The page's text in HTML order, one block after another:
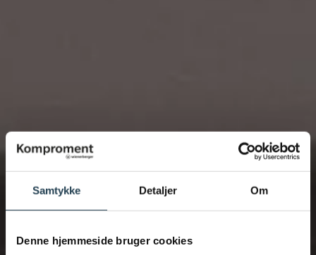
Samtykke Detaljer Om
Denne hjemmeside bruger cookies